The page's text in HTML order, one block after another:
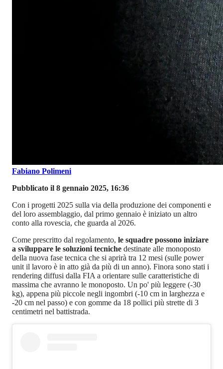
Fabiano Polimeni
Pubblicato il 8 gennaio 2025, 16:36
Con i progetti 2025 sulla via della produzione dei componenti e
del loro assemblaggio, dal primo gennaio è iniziato un altro
conto alla rovescia, che guarda al 2026.
Come prescritto dal regolamento, le squadre possono iniziare
a sviluppare le soluzioni tecniche destinate alle monoposto
della nuova fase tecnica che si aprirà tra 12 mesi (sulle power
unit il lavoro è in atto già da più di un anno). Finora sono stati i
rendering diffusi dalla FIA a orientare sulle caratteristiche di
massima che avranno le monoposto. Un po' più leggere (-30
kg), appena più piccole negli ingombri (-10 cm in larghezza e
-20 cm nel passo) e con gomme da 18 pollici più strette di 3
centimetri nel battistrada.